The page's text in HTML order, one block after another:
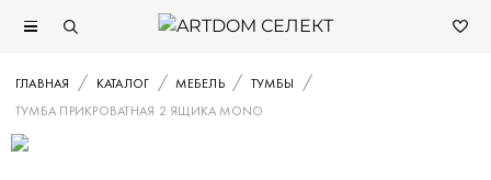
ГЛАВНАЯ КАТАЛОГ МЕБЕЛЬ
ТУМБЫ
ТУМБА ПРИКРОВАТНАЯ 2 ЯЩИКА MONO